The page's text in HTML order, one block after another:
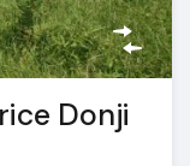
Donji